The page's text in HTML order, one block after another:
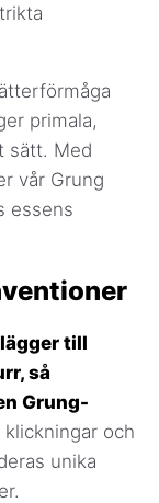
primala,
sätt. Med
vår Grung
essens
till
så
Grung-
och
unika